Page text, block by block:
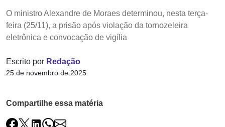
O ministro Alexandre de Moraes determinou, nesta terça-
feira (25/11), a prisão após violação da tornozeleira
eletrônica e convocação de vigília
Escrito por Redação
25 de novembro de 2025
Compartilhe essa matéria